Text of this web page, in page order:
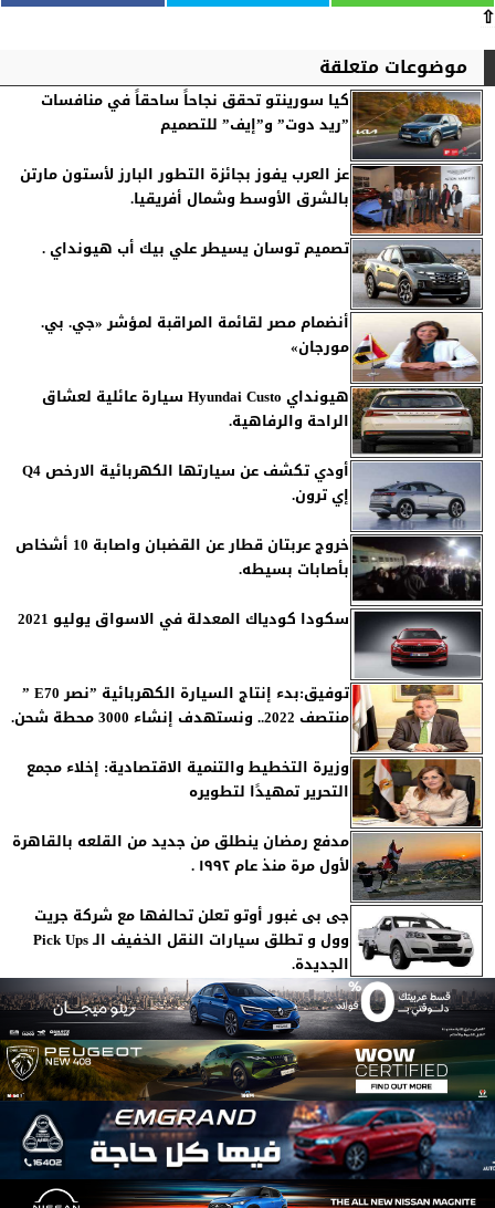
⇧
موضوعات متعلقة
كيا سورينتو تحقق نجاحاً ساحقاً في منافسات
”ريد دوت” و”إيف” للتصميم
عز العرب يفوز بجائزة ‎التطور البارز لأستون مارتن
بالشرق الأوسط وشمال أفريقيا.
تصميم توسان يسيطر علي بيك أب هيونداي .
أنضمام مصر لقائمة المراقبة لمؤشر «جي. بي.
مورجان»
هيونداي Hyundai Custo سيارة عائلية لعشاق
الراحة والرفاهية.
أودي تكشف عن سيارتها الكهربائية الارخص Q4
إي ترون.
خروج عربتان قطار عن القضبان واصابة 10 أشخاص
بأصابات بسيطه.
سكودا كودياك المعدلة في الاسواق يوليو 2021
توفيق:بدء إنتاج السيارة الكهربائية ”نصر E70 ”
منتصف 2022.. ونستهدف إنشاء 3000 محطة شحن.
وزيرة التخطيط والتنمية الاقتصادية: إخلاء مجمع
التحرير تمهيدًا لتطويره
مدفع رمضان ينطلق من جديد من القلعه بالقاهرة
لأول مرة منذ عام ١٩٩٢ .
جى بى غبور أوتو تعلن تحالفها مع شركة جريت
وول و تطلق سيارات النقل الخفيف الـ Pick Ups
الجديدة.